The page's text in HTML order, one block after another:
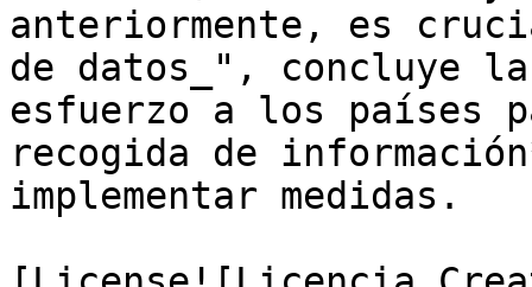
anteriormente, es
de datos_", concluye
esfuerzo a los países
recogida de
implementar medidas.